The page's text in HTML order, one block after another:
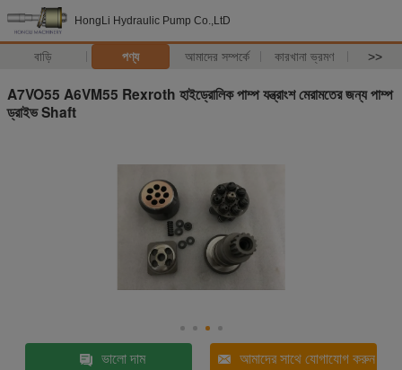
HongLi Hydraulic Pump Co.,LtD
বাড়ি পণ্য আমাদের সম্পর্কে কারখানা ভ্রমণ >>
A7VO55 A6VM55 Rexroth হাইড্রোলিক পাম্প যন্ত্রাংশ মেরামতের জন্য পাম্প
ড্রাইভ Shaft
ভালো দাম আমাদের সাথে যোগাযোগ করুন